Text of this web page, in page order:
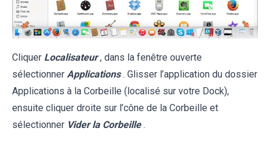
Cliquer Localisateur , dans la fenêtre ouverte
sélectionner Applications . Glisser l’application du dossier
Applications à la Corbeille (localisé sur votre Dock),
ensuite cliquer droite sur l’cône de la Corbeille et
sélectionner Vider la Corbeille .